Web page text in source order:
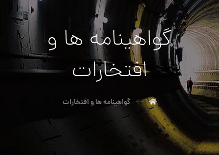
گواهینامه ها و
افتخارات
گواهینامه ها و افتخارات